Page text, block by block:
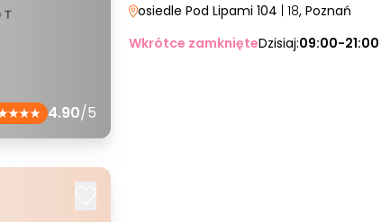
4.90/5
osiedle Pod Lipami 104 | 18, Poznań
Wkrótce zamknięteDzisiaj:09:00-21:00